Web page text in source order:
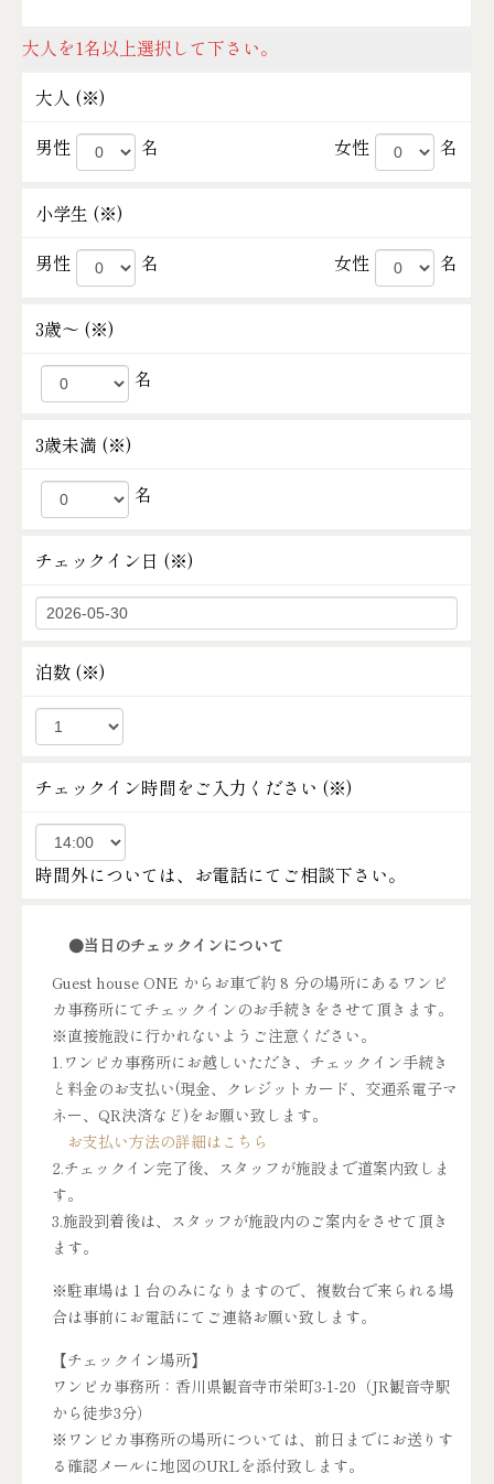
大人を1名以上選択して下さい。
大人 (※)
男性
名 女性 名
小学生 (※)
男性
名 女性 名
3歳～ (※)
名
3歳未満 (※)
名
チェックイン日 (※)
泊数 (※)
チェックイン時間をご入力ください (※)
時間外については、お電話にてご相談下さい。
●当日のチェックインについて
Guest house ONE からお車で約 8 分の場所にあるワンピ
カ事務所にてチェックインのお手続きをさせて頂きます。
※直接施設に行かれないようご注意ください。
1.ワンピカ事務所にお越しいただき、チェックイン手続き
と料金のお支払い(現金、クレジットカード、交通系電子マ
ネー、QR決済など)をお願い致します。
お支払い方法の詳細はこちら
2.チェックイン完了後、スタッフが施設まで道案内致しま
す。
3.施設到着後は、スタッフが施設内のご案内をさせて頂き
ます。
※駐車場は 1 台のみになりますので、複数台で来られる場
合は事前にお電話にてご連絡お願い致します。
【チェックイン場所】
ワンピカ事務所：香川県観音寺市栄町3-1-20（JR観音寺駅
から徒歩3分）
※ワンピカ事務所の場所については、前日までにお送りす
る確認メールに地図のURLを添付致します。